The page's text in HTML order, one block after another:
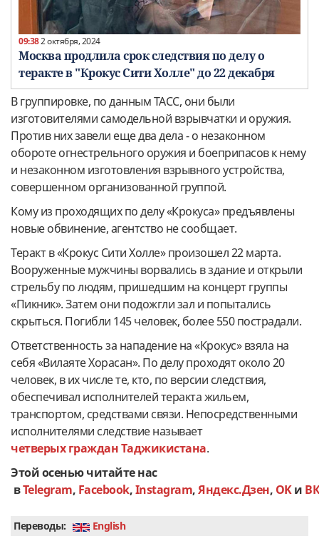
09:382 октября, 2024
Москва продлила срок следствия по делу о
теракте в "Крокус Сити Холле" до 22 декабря
В группировке, по данным ТАСС, они были
изготовителями самодельной взрывчатки и оружия.
Против них завели еще два дела - о незаконном
обороте огнестрельного оружия и боеприпасов к нему
и незаконном изготовления взрывного устройства,
совершенном организованной группой.
Кому из проходящих по делу «Крокуса» предъявлены
новые обвинение, агентство не сообщает.
Теракт в «Крокус Сити Холле» произошел 22 марта.
Вооруженные мужчины ворвались в здание и открыли
стрельбу по людям, пришедшим на концерт группы
«Пикник». Затем они подожгли зал и попытались
скрыться. Погибли 145 человек, более 550 пострадали.
Ответственность за нападение на «Крокус» взяла на
себя «Вилаяте Хорасан». По делу проходят около 20
человек, в их числе те, кто, по версии следствия,
обеспечивал исполнителей теракта жильем,
транспортом, средствами связи. Непосредственными
исполнителями следствие называет
четверых граждан Таджикистана.
Этой осенью читайте нас
вTelegram, Facebook,Instagram,Яндекс.Дзен, OKи ВК
Переводы: English